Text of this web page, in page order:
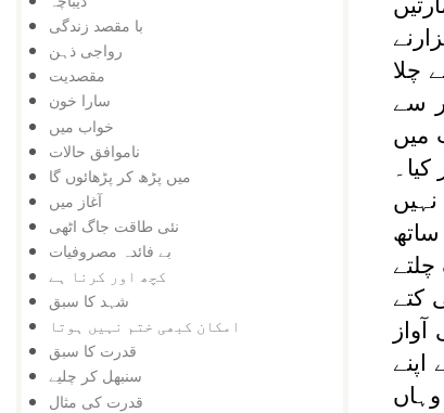
با مقصد زندگی
رواجی ذہن
مقصدیت
سارا خون
خواب میں
ناموافق حالات
میں پڑھ کر پڑھائوں گا
آغاز میں
نئی طاقت جاگ اٹھی
بے فائدہ مصروفیات
کچھ اور کرنا ہے
شہد کا سبق
امکان کبھی ختم نہیں ہوتا
قدرت کا سبق
سنبھل کر چلیے
قدرت کی مثال
چلا
سے
میں
کتے